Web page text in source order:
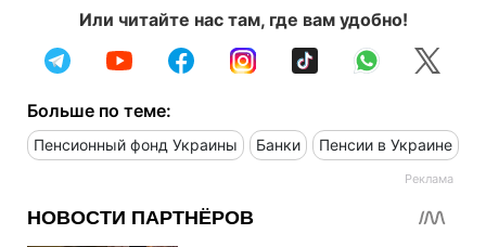
Или читайте нас там, где вам удобно!
Больше по теме:
Пенсионный фонд Украины Банки Пенсии в Украине